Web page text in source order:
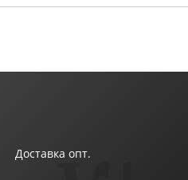
Доставка опт.